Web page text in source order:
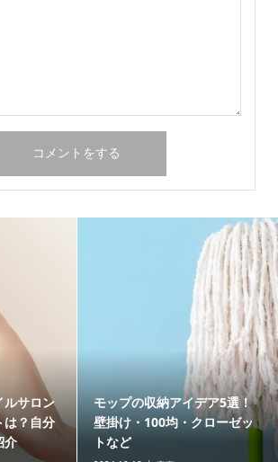
を着る場
親必見の
老犬（シニア犬）は下痢にな
りやすい！様子見するか病院
へ行くかの判断基準とは